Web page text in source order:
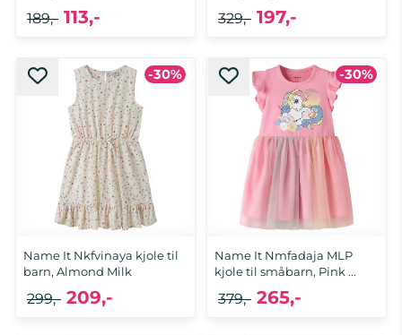
116, 122, 128, 134, 140, 146, 152
113,-
189,-
116, 122, 128, 134, 140, 146, 152, 158,
164
197,-
329,-
-30%
Name It Nkfvinaya kjole til
barn, Almond Milk
209,-
299,-
-30%
Name It Nmfadaja MLP
kjole til småbarn, Pink ...
265,-
379,-